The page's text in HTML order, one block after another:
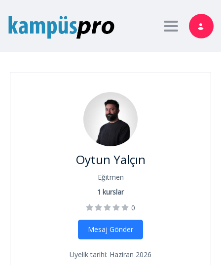
Toggle
Oytun Yalçın
Eğitmen
1 kurslar
0
Mesaj Gönder
Üyelik tarihi: Haziran 2026